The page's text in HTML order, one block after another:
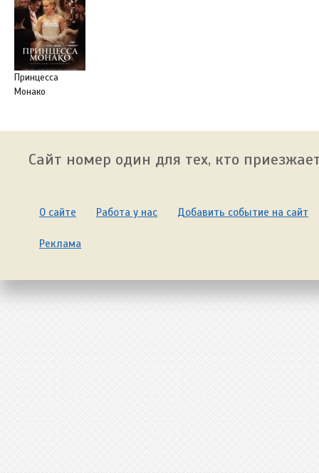
Принцесса
Монако
Сайт номер один для тех, кто
О сайте Работа у нас Добавить событие на сайт
Реклама